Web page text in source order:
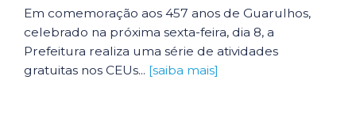
Em comemoração aos 457 anos de Guarulhos,
celebrado na próxima sexta-feira, dia 8, a
Prefeitura realiza uma série de atividades
gratuitas nos CEUs... [saiba mais]